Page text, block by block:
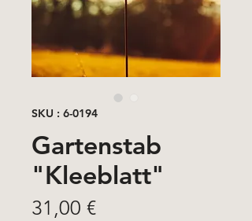
SKU : 6-0194
Gartenstab
"Kleeblatt"
31,00 €Prix